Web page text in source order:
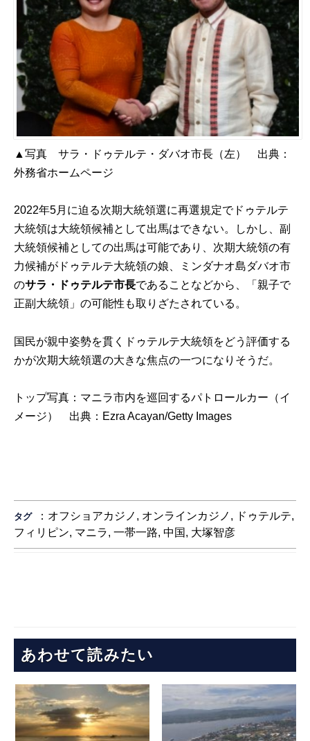
▲写真 サラ・ドゥテルテ・ダバオ市長（左） 出典：
外務省ホームページ
2022年5月に迫る次期大統領選に再選規定でドゥテルテ
大統領は大統領候補として出馬はできない。しかし、副
大統領候補としての出馬は可能であり、次期大統領の有
力候補がドゥテルテ大統領の娘、ミンダナオ島ダバオ市
のサラ・ドゥテルテ市長であることなどから、「親子で
正副大統領」の可能性も取りざたされている。
国民が親中姿勢を貫くドゥテルテ大統領をどう評価する
かが次期大統領選の大きな焦点の一つになりそうだ。
トップ写真：マニラ市内を巡回するパトロールカー（イ
メージ） 出典： Ezra Acayan/Getty Images
タグ ： オフショアカジノ , オンラインカジノ , ドゥテルテ,
フィリピン, マニラ,一帯一路,中国, 大塚智彦
あわせて読みたい